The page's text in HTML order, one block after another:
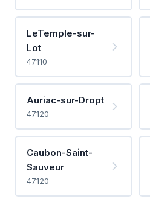
LeTemple-sur-
Lot
47110
Auriac-sur-Dropt
47120
Caubon-Saint-
Sauveur
47120